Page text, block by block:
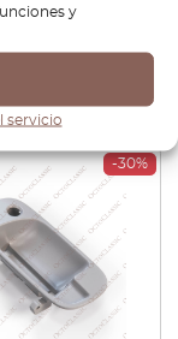
y
servicio
-30%